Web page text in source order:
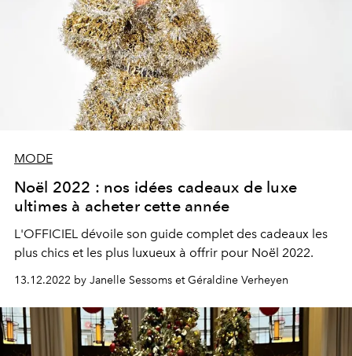
MODE
Noël 2022 : nos idées cadeaux de luxe
ultimes à acheter cette année
L'OFFICIEL dévoile son guide complet des cadeaux les
plus chics et les plus luxueux à offrir pour Noël 2022.
13.12.2022 by Janelle Sessoms et Géraldine Verheyen